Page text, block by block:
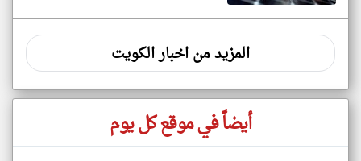
المزيد من اخبار الكويت
أيضاً في موقع كل يوم